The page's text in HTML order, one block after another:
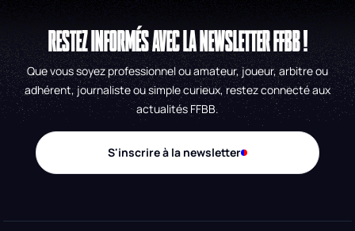
RESTEZ INFORMÉS AVEC LA NEWSLETTER FFBB !
Que vous soyez professionnel ou amateur, joueur, arbitre ou
adhérent, journaliste ou simple curieux, restez connecté aux
actualités FFBB.
S'inscrire à la newsletter